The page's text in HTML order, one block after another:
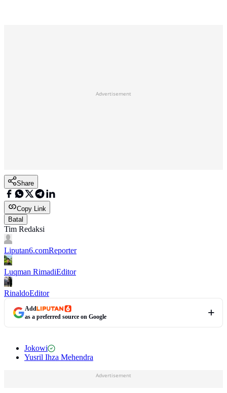
Advertisement
Share
Copy Link
Batal
Tim Redaksi
Liputan6.comReporter
Luqman RimadiEditor
RinaldoEditor
Add
as a preferred source on Google
Jokowi
Yusril Ihza Mehendra
Advertisement